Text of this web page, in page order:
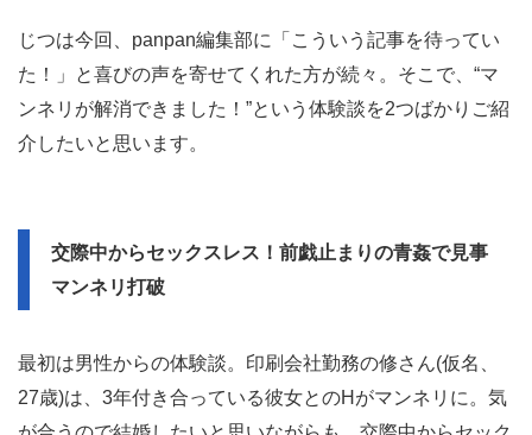
じつは今回、panpan編集部に「こういう記事を待ってい
た！」と喜びの声を寄せてくれた方が続々。そこで、“マ
ンネリが解消できました！”という体験談を2つばかりご紹
介したいと思います。
交際中からセックスレス！前戯止まりの青姦で見事
マンネリ打破
最初は男性からの体験談。印刷会社勤務の修さん(仮名、
27歳)は、3年付き合っている彼女とのHがマンネリに。気